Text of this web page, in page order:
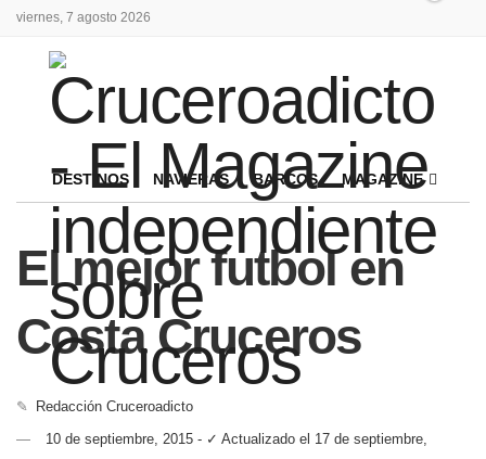
viernes, 7 agosto 2026
DESTINOS NAVIERAS BARCOS MAGAZINE
El mejor futbol en
Costa Cruceros
✎
Redacción Cruceroadicto
10 de septiembre, 2015 - ✓ Actualizado el 17 de septiembre,